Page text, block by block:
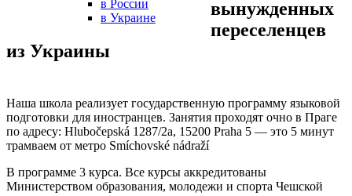
в России
в Украине
вынужденных
переселенцев
из Украины
Наша школа реализует государственную программу языковой
подготовки для иностранцев. Занятия проходят очно в Праге
по адресу: Hlubočepská 1287/2a, 15200 Praha 5 — это 5 минут
трамваем от метро Smíchovské nádraží
В программе 3 курса. Все курсы аккредитованы
Министерством образования, молодежи и спорта Чешской